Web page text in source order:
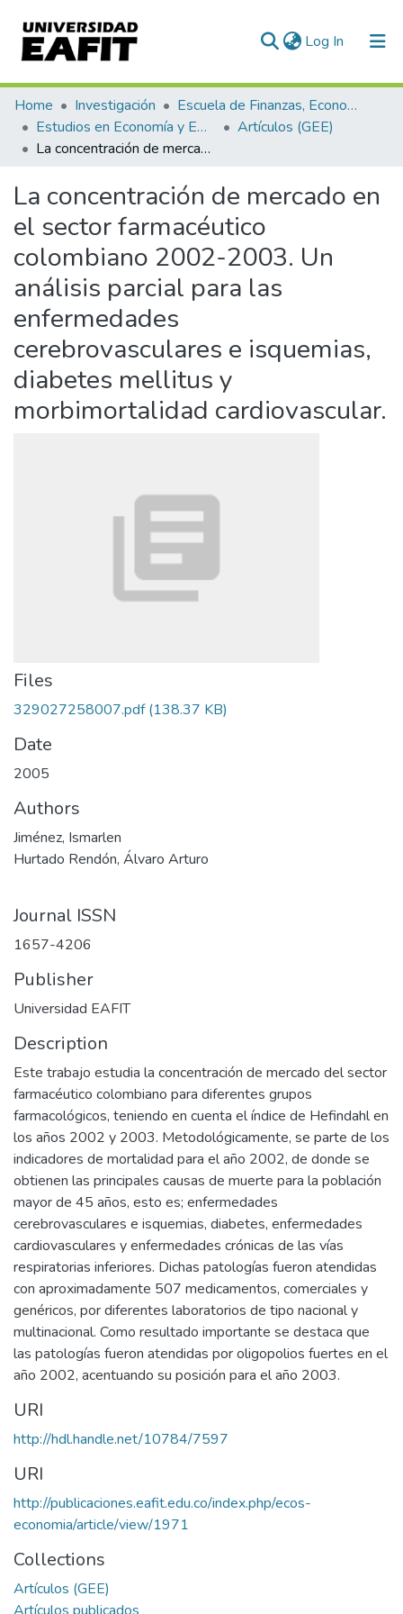
Log In (current)
Communities & Collections
All of DSpace
Home Investigación
Escuela de Finanzas, Economía y Gobierno
Estudios en Economía y Empresa (GEE)
Artículos (GEE)
La concentración de mercado en el sector farmacéutico colombiano 2002-2003. Un análisis parcial para las enfermedades cerebrovasculares e isquemias, diabetes mellitus y morbimortalidad cardiovascular.
La concentración de mercado en
el sector farmacéutico
colombiano 2002-2003. Un
análisis parcial para las
enfermedades
cerebrovasculares e isquemias,
diabetes mellitus y
morbimortalidad cardiovascular.
Files
329027258007.pdf(138.37 KB)
Date
2005
Authors
Jiménez, Ismarlen
Hurtado Rendón, Álvaro Arturo
Journal ISSN
1657-4206
Publisher
Universidad EAFIT
Description
Este trabajo estudia la concentración de mercado del sector
farmacéutico colombiano para diferentes grupos
farmacológicos, teniendo en cuenta el índice de Hefindahl en
los años 2002 y 2003. Metodológicamente, se parte de los
indicadores de mortalidad para el año 2002, de donde se
obtienen las principales causas de muerte para la población
mayor de 45 años, esto es; enfermedades
cerebrovasculares e isquemias, diabetes, enfermedades
cardiovasculares y enfermedades crónicas de las vías
respiratorias inferiores. Dichas patologías fueron atendidas
con aproximadamente 507 medicamentos, comerciales y
genéricos, por diferentes laboratorios de tipo nacional y
multinacional. Como resultado importante se destaca que
las patologías fueron atendidas por oligopolios fuertes en el
año 2002, acentuando su posición para el año 2003.
URI
http://hdl.handle.net/10784/7597
URI
http://publicaciones.eafit.edu.co/index.php/ecos-
economia/article/view/1971
Collections
Artículos (GEE)